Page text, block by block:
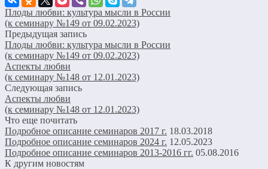
Плоды любви: культура мысли в России
(к семинару №149 от 09.02.2023)
Предыдущая запись
Плоды любви: культура мысли в России
(к семинару №149 от 09.02.2023)
Аспекты любви
(к семинару №148 от 12.01.2023)
Следующая запись
Аспекты любви
(к семинару №148 от 12.01.2023)
Что еще почитать
Подробное описание семинаров 2017 г. 18.03.2018
Подробное описание семинаров 2024 г. 12.05.2023
Подробное описание семинаров 2013-2016 гг. 05.08.2016
К другим новостям